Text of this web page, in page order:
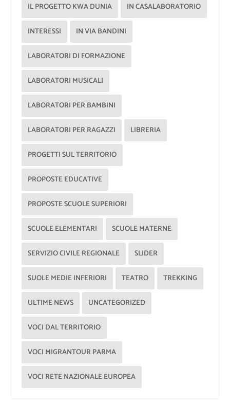
IL PROGETTO KWA DUNIA IN CASALABORATORIO
INTERESSI IN VIA BANDINI
LABORATORI DI FORMAZIONE
LABORATORI MUSICALI
LABORATORI PER BAMBINI
LABORATORI PER RAGAZZI LIBRERIA
PROGETTI SUL TERRITORIO
PROPOSTE EDUCATIVE
PROPOSTE SCUOLE SUPERIORI
SCUOLE ELEMENTARI SCUOLE MATERNE
SERVIZIO CIVILE REGIONALE SLIDER
SUOLE MEDIE INFERIORI TEATRO TREKKING
ULTIME NEWS UNCATEGORIZED
VOCI DAL TERRITORIO
VOCI MIGRANTOUR PARMA
VOCI RETE NAZIONALE EUROPEA